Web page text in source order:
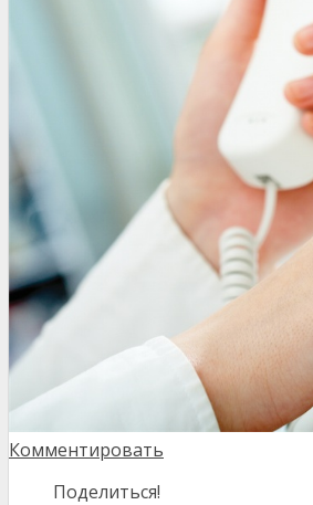
Комментировать
Поделиться!